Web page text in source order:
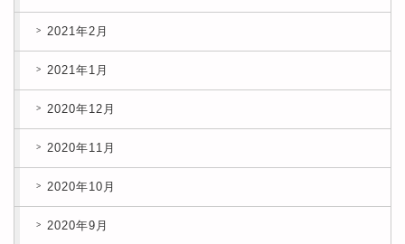
2021年2月
2021年1月
2020年12月
2020年11月
2020年10月
2020年9月